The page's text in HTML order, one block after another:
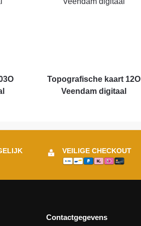
Topografische kaart 12O
Veendam digitaal
VEILIGE CHECKOUT
Contactgegevens